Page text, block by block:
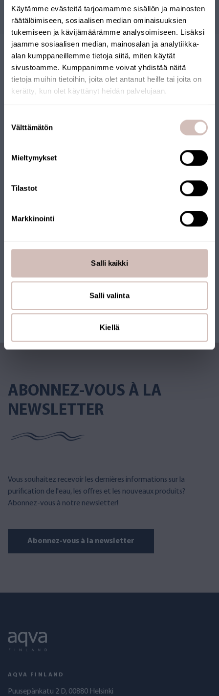
Käytämme evästeitä tarjoamamme sisällön ja mainosten
räätälöimiseen, sosiaalisen median ominaisuuksien
tukemiseen ja kävijämäärämme analysoimiseen. Lisäksi
jaamme sosiaalisen median, mainosalan ja analytiikka-
alan kumppaneillemme tietoja siitä, miten käytät
sivustoamme. Kumppanimme voivat yhdistää näitä
tietoja muihin tietoihin, joita olet antanut heille tai joita on
kerätty, kun olet käyttänyt heidän palvelujaan.
valinta
Välttämätön
Mieltymykset
Tilastot
Markkinointi
Salli kaikki
Salli valinta
Kiellä
Questions
BOUTIQUE EN LIGNE
Notre boutique en ligne a reçu le label Key Flag. La boutique
expédiés depuis la Finlande. Beaucoup de nos produits portent
ABONNEZ-VOUS À LA
NEWSLETTER
Vous souhaitez recevoir les dernières informations sur la
purification de l'eau, les offres et les nouveaux produits?
Abonnez-vous à notre newsletter!
Abonnez-vous à la newsletter
AQVA FINLAND
Puusepänkatu 2 D, 00880 Helsinki
Pays de